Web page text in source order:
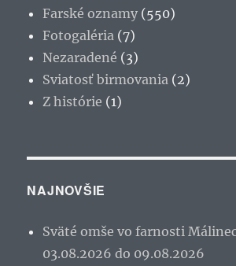
Farské oznamy (550)
Fotogaléria (7)
Nezaradené (3)
Sviatosť birmovania (2)
Z histórie (1)
NAJNOVŠIE
Sväté omše vo farnosti
03.08.2026 do 09.08.2026